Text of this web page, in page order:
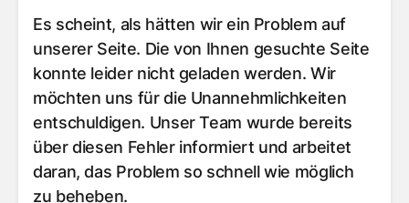
Es scheint, als hätten wir ein Problem auf
unserer Seite. Die von Ihnen gesuchte Seite
konnte leider nicht geladen werden. Wir
möchten uns für die Unannehmlichkeiten
entschuldigen. Unser Team wurde bereits
über diesen Fehler informiert und arbeitet
daran, das Problem so schnell wie möglich
zu beheben.